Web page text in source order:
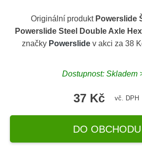
Originální produkt Powerslide
Powerslide Steel Double Axle
značky Powerslidev akci za 38
Dostupnost: Skladem
37 Kč vč. DPH
DO